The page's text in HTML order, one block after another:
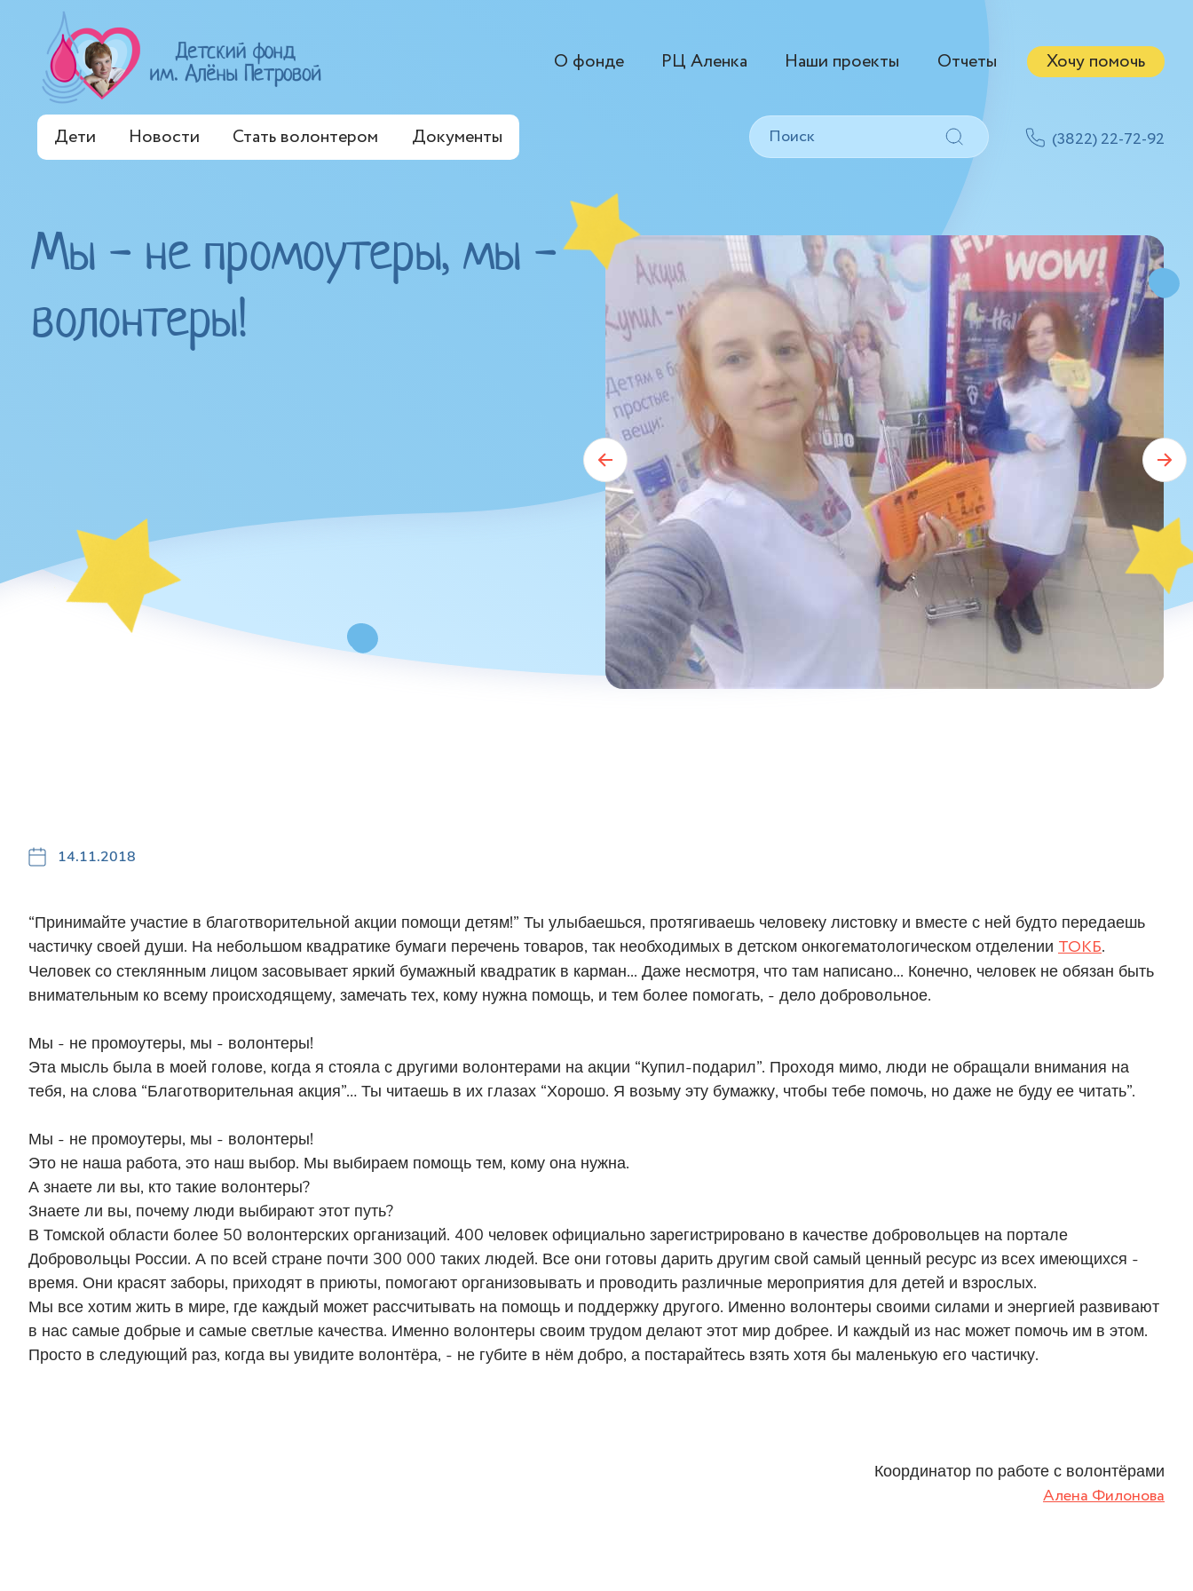
О фонде РЦ Аленка Наши проекты Отчеты Хочу помочь
Дети Новости Стать волонтером Документы (3822) 22-72-92
Мы - не промоутеры, мы -
волонтеры!
14.11.2018
“Принимайте участие в благотворительной акции помощи детям!” Ты улыбаешься, протягиваешь человеку листовку и вместе с ней будто передаешь
частичку своей души. На небольшом квадратике бумаги перечень товаров, так необходимых в детском онкогематологическом отделении ТОКБ.
Человек со стеклянным лицом засовывает яркий бумажный квадратик в карман... Даже несмотря, что там написано... Конечно, человек не обязан быть
внимательным ко всему происходящему, замечать тех, кому нужна помощь, и тем более помогать, - дело добровольное.
Мы - не промоутеры, мы - волонтеры!
Эта мысль была в моей голове, когда я стояла с другими волонтерами на акции “Купил-подарил”. Проходя мимо, люди не обращали внимания на
тебя, на слова “Благотворительная акция”… Ты читаешь в их глазах “Хорошо. Я возьму эту бумажку, чтобы тебе помочь, но даже не буду ее читать”.
Мы - не промоутеры, мы - волонтеры!
Это не наша работа, это наш выбор. Мы выбираем помощь тем, кому она нужна.
А знаете ли вы, кто такие волонтеры?
Знаете ли вы, почему люди выбирают этот путь?
В Томской области более 50 волонтерских организаций. 400 человек официально зарегистрировано в качестве добровольцев на портале
Добровольцы России. А по всей стране почти 300 000 таких людей. Все они готовы дарить другим свой самый ценный ресурс из всех имеющихся -
время. Они красят заборы, приходят в приюты, помогают организовывать и проводить различные мероприятия для детей и взрослых.
Мы все хотим жить в мире, где каждый может рассчитывать на помощь и поддержку другого. Именно волонтеры своими силами и энергией развивают
в нас самые добрые и самые светлые качества. Именно волонтеры своим трудом делают этот мир добрее. И каждый из нас может помочь им в этом.
Просто в следующий раз, когда вы увидите волонтёра, - не губите в нём добро, а постарайтесь взять хотя бы маленькую его частичку.
Координатор по работе с волонтёрами
Алена Филонова